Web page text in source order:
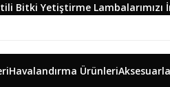
Bitki Yetiştirme Lambalarımızı
Havalandırma Ürünleri